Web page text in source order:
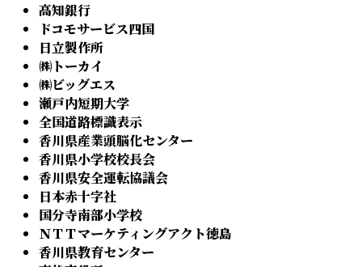
高知銀行
ドコモサービス四国
日立製作所
㈱トーカイ
㈱ビッグエス
瀬戸内短期大学
全国道路標識表示
香川県産業頭脳化センター
香川県小学校校長会
香川県安全運転協議会
日本赤十字社
国分寺南部小学校
ＮＴＴマーケティングアクト徳島
香川県教育センター